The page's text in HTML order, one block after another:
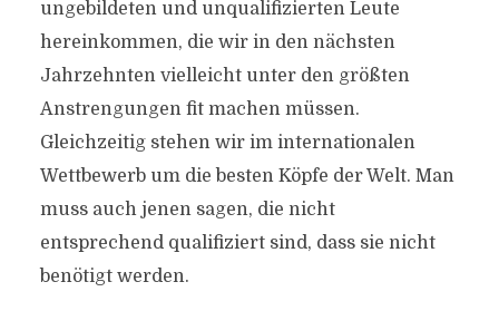
“DER POLITISCHE ISLAM
VEREINNAHMT DEN
ÖFFENTLICHEN RAUM”
Von Efgani Dönmez 21. August 2017
ungebildeten und unqualifizierten Leute
hereinkommen, die wir in den nächsten
Jahrzehnten vielleicht unter den größten
Anstrengungen fit machen müssen.
Gleichzeitig stehen wir im internationalen
Wettbewerb um die besten Köpfe der Welt. Man
muss auch jenen sagen, die nicht
entsprechend qualifiziert sind, dass sie nicht
benötigt werden.